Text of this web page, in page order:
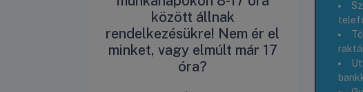
között állnak
rendelkezésükre! Nem ér el
minket, vagy elmúlt már 17
óra?